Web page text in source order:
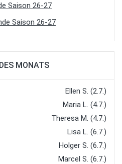
Saison 26-27
Saison 26-27
MONATS
Ellen S. (2.7.)
Maria L. (4.7.)
Theresa M. (4.7.)
Lisa L. (6.7.)
Holger S. (6.7.)
Marcel S. (6.7.)